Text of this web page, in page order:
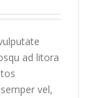
ad litora
vel,